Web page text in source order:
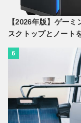
【2026年版】ゲー
スクトップとノート
6